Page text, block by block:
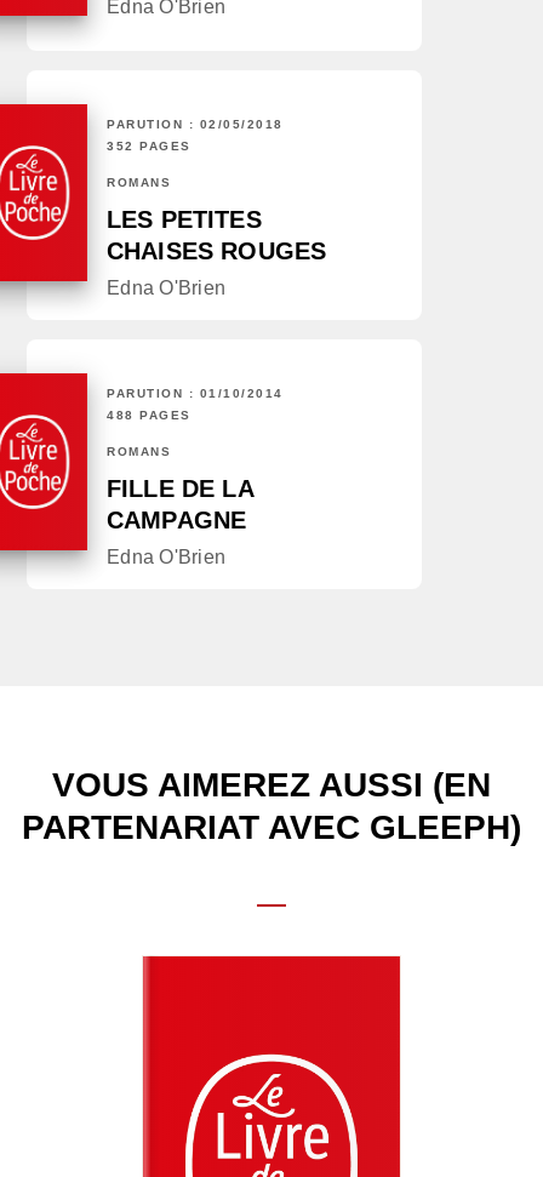
Edna O'Brien
PARUTION : 02/05/2018
352 PAGES
ROMANS
LES PETITES
CHAISES ROUGES
Edna O'Brien
PARUTION : 01/10/2014
488 PAGES
ROMANS
FILLE DE LA
CAMPAGNE
Edna O'Brien
VOUS AIMEREZ AUSSI (EN
PARTENARIAT AVEC GLEEPH)